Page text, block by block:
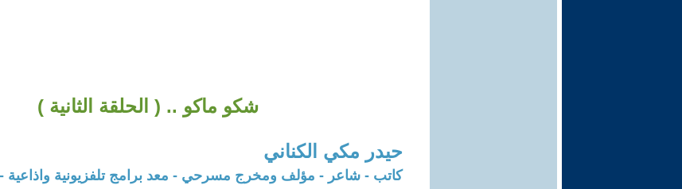
شكو ماكو .. ( الحلقة الثانية )
حيدر مكي الكناني
كاتب - شاعر - مؤلف ومخرج مسرحي - معد برامج تلفزيونية واذاعية